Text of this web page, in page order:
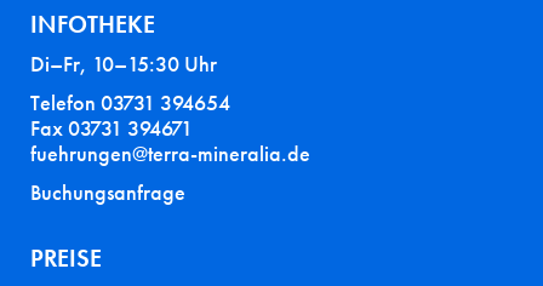
INFOTHEKE
Di–Fr, 10–15:30 Uhr
Telefon 03731 394654
Fax 03731 394671
fuehrungen@terra-mineralia.de
Buchungsanfrage
PREISE